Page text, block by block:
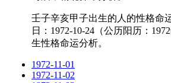
壬子辛亥甲子出生的人的性格命
日：1972-10-24（公历阳历：
生性格命运分析。
1972-11-01
1972-11-02